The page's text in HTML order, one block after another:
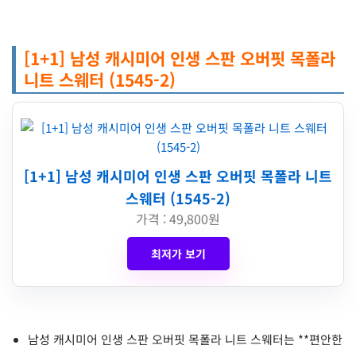
[1+1] 남성 캐시미어 인생 스판 오버핏 목폴라
니트 스웨터 (1545-2)
[1+1] 남성 캐시미어 인생 스판 오버핏 목폴라 니트
스웨터 (1545-2)
가격 : 49,800원
최저가 보기
남성 캐시미어 인생 스판 오버핏 목폴라 니트 스웨터는 **편안한